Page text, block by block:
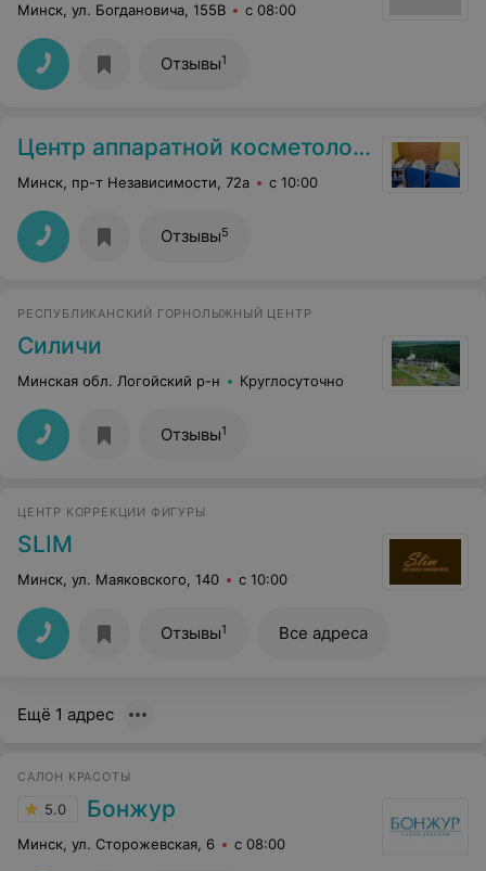
Минск, ул. Богдановича, 155В с 08:00
Отзывы1
Центр аппаратной косметологии
Минск, пр-т Независимости, 72а с 10:00
Отзывы5
РЕСПУБЛИКАНСКИЙ ГОРНОЛЫЖНЫЙ ЦЕНТР
Силичи
Минская обл. Логойский р-н Круглосуточно
Отзывы1
ЦЕНТР КОРРЕКЦИИ ФИГУРЫ
SLIM
Минск, ул. Маяковского, 140 с 10:00
Отзывы1 Все адреса
Ещё 1 адрес
САЛОН КРАСОТЫ
5.0 Бонжур
Минск, ул. Сторожевская, 6 с 08:00